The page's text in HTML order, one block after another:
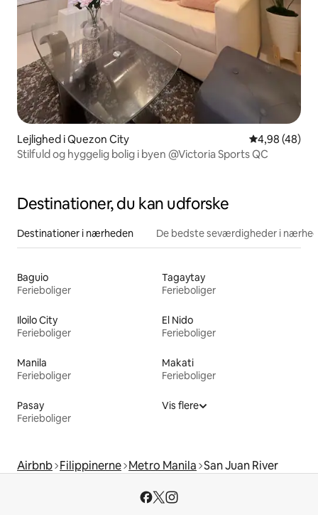
Lejlighed i Quezon City 4,98 ud af 5 i
4,98 (48)
Stilfuld og hyggelig bolig i byen @Victoria Sports QC
Destinationer, du kan udforske
Destinationer i nærheden De bedste seværdigheder i
Baguio
Ferieboliger
Tagaytay
Ferieboliger
Iloilo City
Ferieboliger
El Nido
Ferieboliger
Manila
Ferieboliger
Makati
Ferieboliger
Pasay
Ferieboliger
Vis flere
Airbnb Filippinerne Metro Manila San Juan River